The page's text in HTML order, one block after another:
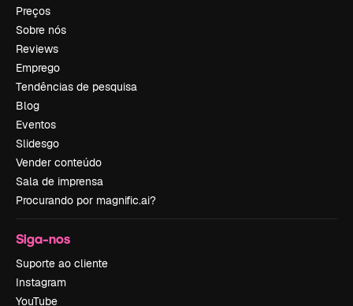
Preços
Sobre nós
Reviews
Emprego
Tendências de pesquisa
Blog
Eventos
Slidesgo
Vender conteúdo
Sala de imprensa
Procurando por magnific.ai?
Siga-nos
Suporte ao cliente
Instagram
YouTube